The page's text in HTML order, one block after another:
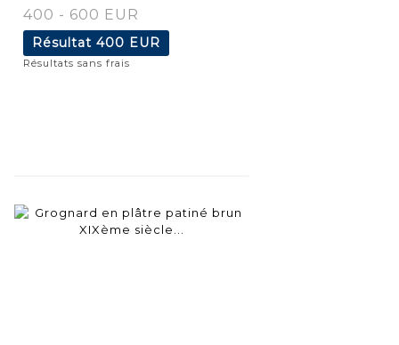
400 - 600 EUR
Résultat 400 EUR
Résultats sans frais